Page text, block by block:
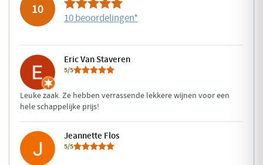
10
10 beoordelingen*
Eric Van Staveren
5/5
Leuke zaak. Ze hebben verrassende lekkere wijnen voor een
hele schappelijke prijs!
Jeannette Flos
5/5